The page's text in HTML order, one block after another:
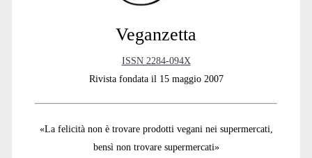
Veganzetta
ISSN 2284-094X
Rivista fondata il 15 maggio 2007
«La felicità non è trovare prodotti vegani nei supermercati,
bensì non trovare supermercati»